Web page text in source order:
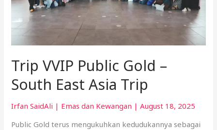
Trip VVIP Public Gold –
South East Asia Trip
Irfan SaidAli | Emas dan Kewangan |August 18, 2025
Public Gold terus mengukuhkan kedudukannya sebagai
Asia
Trip